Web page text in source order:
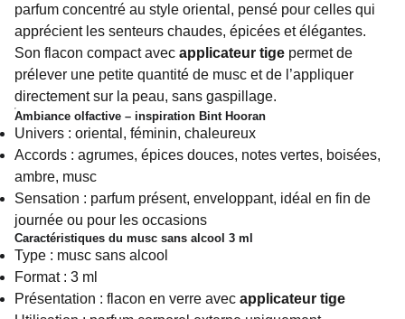
parfum concentré au style oriental, pensé pour celles qui
apprécient les senteurs chaudes, épicées et élégantes.
Son flacon compact avec applicateur tige permet de
prélever une petite quantité de musc et de l’appliquer
directement sur la peau, sans gaspillage.
Ambiance olfactive – inspiration Bint Hooran
Univers : oriental, féminin, chaleureux
Accords : agrumes, épices douces, notes vertes, boisées,
ambre, musc
Sensation : parfum présent, enveloppant, idéal en fin de
journée ou pour les occasions
Caractéristiques du musc sans alcool 3 ml
Type : musc sans alcool
Format : 3 ml
Présentation : flacon en verre avec applicateur tige